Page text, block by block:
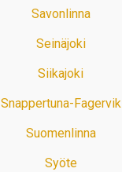
Savonlinna
Seinäjoki
Siikajoki
Snappertuna-Fagervik
Suomenlinna
Syöte